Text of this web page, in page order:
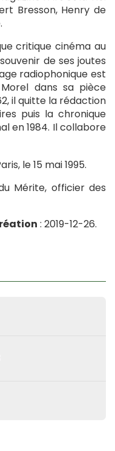
Bresson, Henry de
critique cinéma au
de ses joutes
radiophonique est
dans sa pièce
il quitte la rédaction
puis la chronique
en 1984. Il collabore
le 15 mai 1995.
Mérite, officier des
: 2019-12-26.